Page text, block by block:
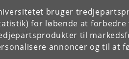
bruger
for løbende at
til
annoncer og til at
Fakultet